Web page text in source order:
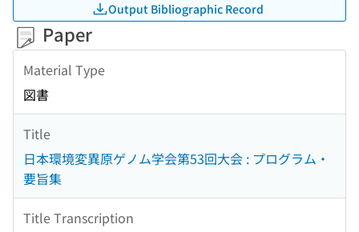
Output Bibliographic Record
Paper
Material Type
図書
Title
日本環境変異原ゲノム学会第53回大会 : プログラム・
要旨集
Title Transcription